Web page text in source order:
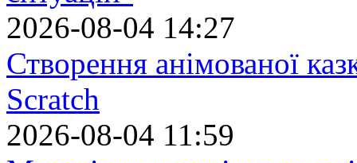
2026-08-04 14:27
Створення анімованої
Scratch
2026-08-04 11:59